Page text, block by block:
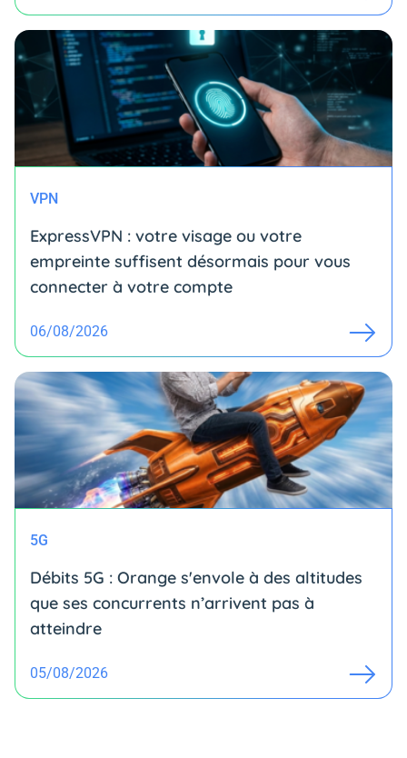
VPN
ExpressVPN : votre visage ou votre
empreinte suffisent désormais pour vous
connecter à votre compte
06/08/2026
5G
Débits 5G : Orange s'envole à des altitudes
que ses concurrents n’arrivent pas à
atteindre
05/08/2026